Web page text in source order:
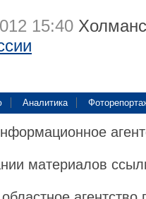
15:40
Аналитика
материалов